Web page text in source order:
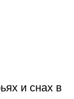
и снах в